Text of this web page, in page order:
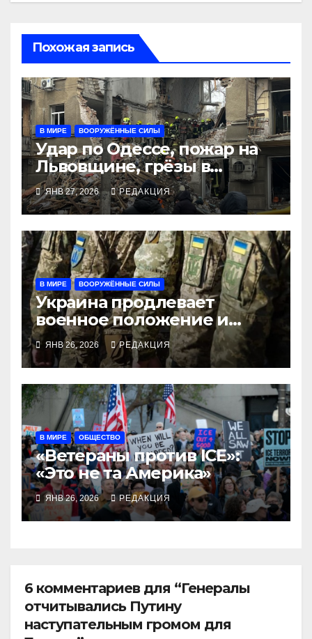
Похожая запись
В МИРЕ ВООРУЖЁННЫЕ СИЛЫ
Удар по Одессе, пожар на
Львовщине, грёзы в
Купянске-Узловом
ЯНВ 27, 2026 РЕДАКЦИЯ
В МИРЕ ВООРУЖЁННЫЕ СИЛЫ
Украина продлевает
военное положение и
мобилизацию
ЯНВ 26, 2026 РЕДАКЦИЯ
В МИРЕ ОБЩЕСТВО
«Ветераны против ICE»:
«Это не та Америка»
ЯНВ 26, 2026 РЕДАКЦИЯ
6 комментариев для “Генералы
отчитывались Путину
наступательным громом для